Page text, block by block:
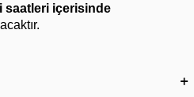
saatleri içerisinde